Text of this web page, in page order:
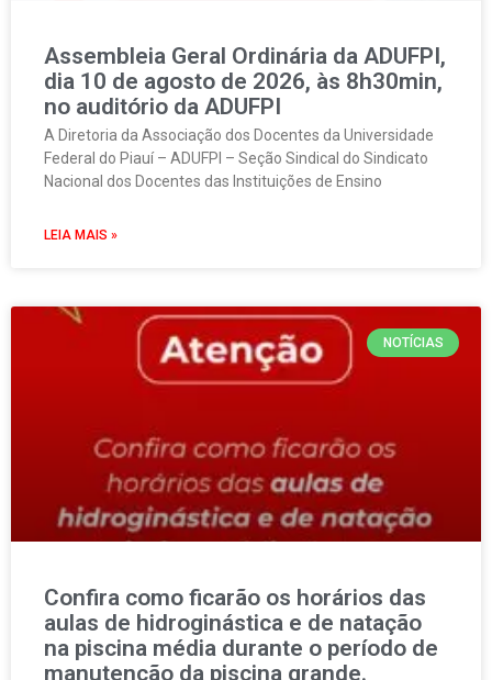
Assembleia Geral Ordinária da ADUFPI,
dia 10 de agosto de 2026, às 8h30min,
no auditório da ADUFPI
A Diretoria da Associação dos Docentes da Universidade
Federal do Piauí – ADUFPI – Seção Sindical do Sindicato
Nacional dos Docentes das Instituições de Ensino
LEIA MAIS »
NOTÍCIAS
Confira como ficarão os horários das
aulas de hidroginástica e de natação
na piscina média durante o período de
manutenção da piscina grande.